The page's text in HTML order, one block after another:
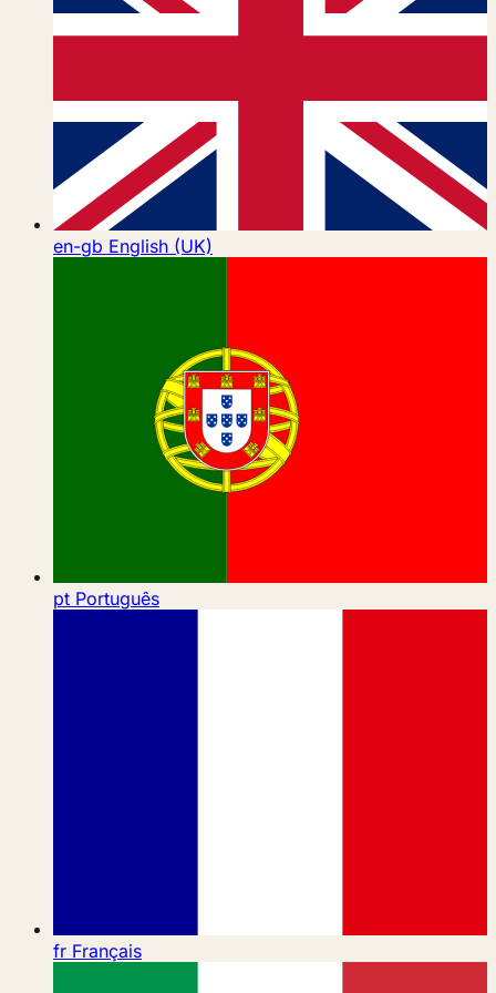
en-gb English (UK)
pt Português
fr Français